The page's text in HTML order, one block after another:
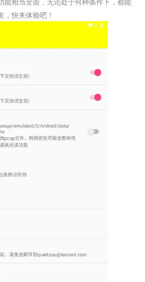
快来体验吧！